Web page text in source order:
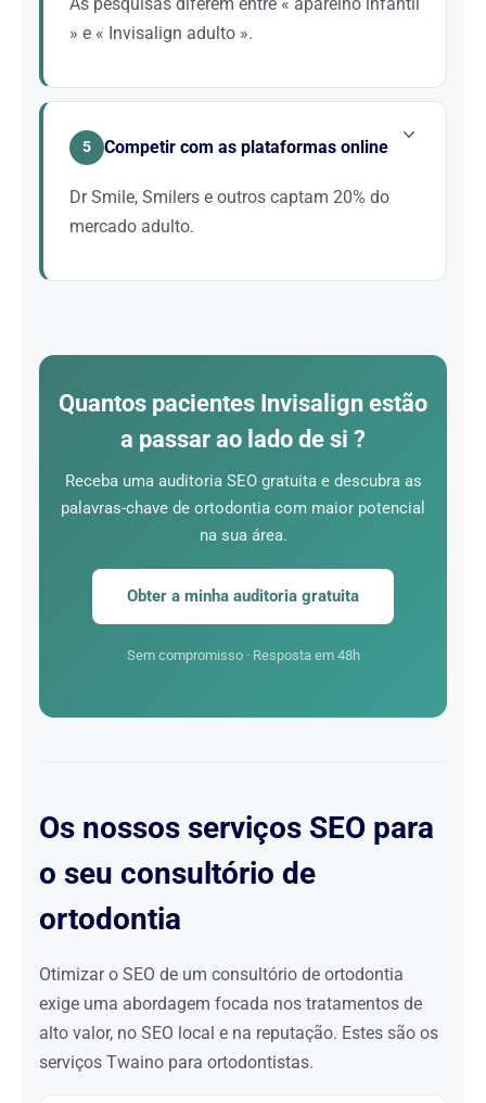
» e « Invisalign adulto ».
O conteúdo deve adaptar-se a cada público.
adultos e retratamentos são essenciais para captar
todos os segmentos.
5 Competir com as plataformas online
Dr Smile, Smilers e outros captam 20% do
mercado adulto.
Estes players investem massivamente em SEO e
para não perder pacientes em favor destas ofertas
Quantos pacientes Invisalign estão
a passar ao lado de si ?
Receba uma auditoria SEO gratuita e descubra as
palavras-chave de ortodontia com maior potencial
na sua área.
Obter a minha auditoria gratuita
Sem compromisso · Resposta em 48h
Os nossos serviços SEO para
o seu consultório de
ortodontia
Otimizar o SEO de um consultório de ortodontia
exige uma abordagem focada nos tratamentos de
alto valor, no SEO local e na reputação. Estes são os
serviços Twaino para ortodontistas.